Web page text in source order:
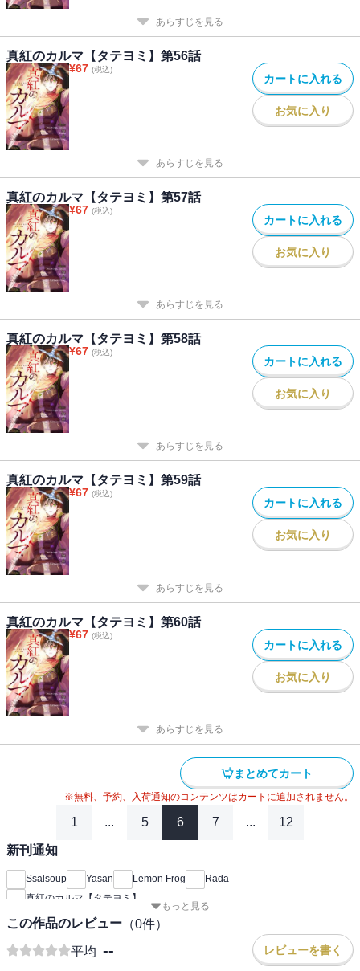
あらすじを見る
真紅のカルマ【タテヨミ】第56話
¥67 (税込)
カートに入れる
お気に入り
あらすじを見る
真紅のカルマ【タテヨミ】第57話
¥67 (税込)
カートに入れる
お気に入り
あらすじを見る
真紅のカルマ【タテヨミ】第58話
¥67 (税込)
カートに入れる
お気に入り
あらすじを見る
真紅のカルマ【タテヨミ】第59話
¥67 (税込)
カートに入れる
お気に入り
あらすじを見る
真紅のカルマ【タテヨミ】第60話
¥67 (税込)
カートに入れる
お気に入り
あらすじを見る
まとめてカート
※無料、予約、入荷通知のコンテンツはカートに追加されません。
1 ... 5 6 7 ... 12
新刊通知
Ssalsoup Yasan Lemon Frog
Rada
真紅のカルマ【タテヨミ】
もっと見る
この作品のレビュー （0件）
平均 -- レビューを書く